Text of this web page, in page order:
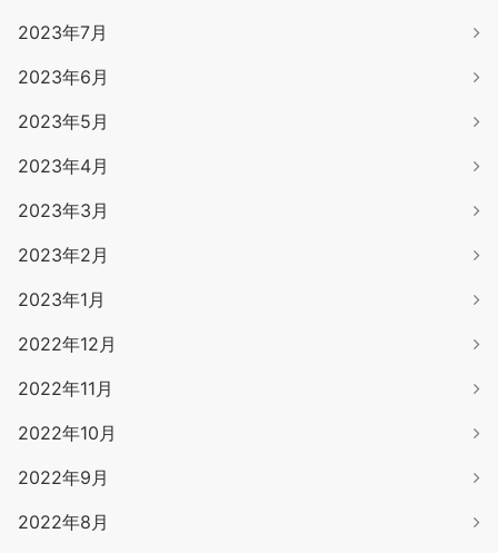
2023年7月
2023年6月
2023年5月
2023年4月
2023年3月
2023年2月
2023年1月
2022年12月
2022年11月
2022年10月
2022年9月
2022年8月